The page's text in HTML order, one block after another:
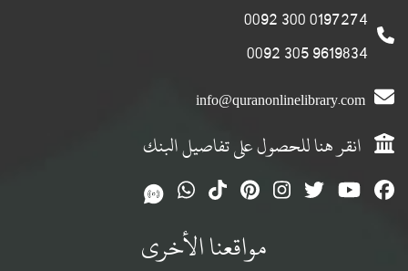
0197274 300 0092
9619834 305 0092
info@quranonlinelibrary.com
انقر هنا للحصول على تفاصيل البنك
مواقعنا الأخرى